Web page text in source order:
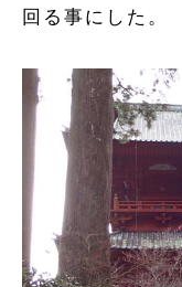
回る事にした。